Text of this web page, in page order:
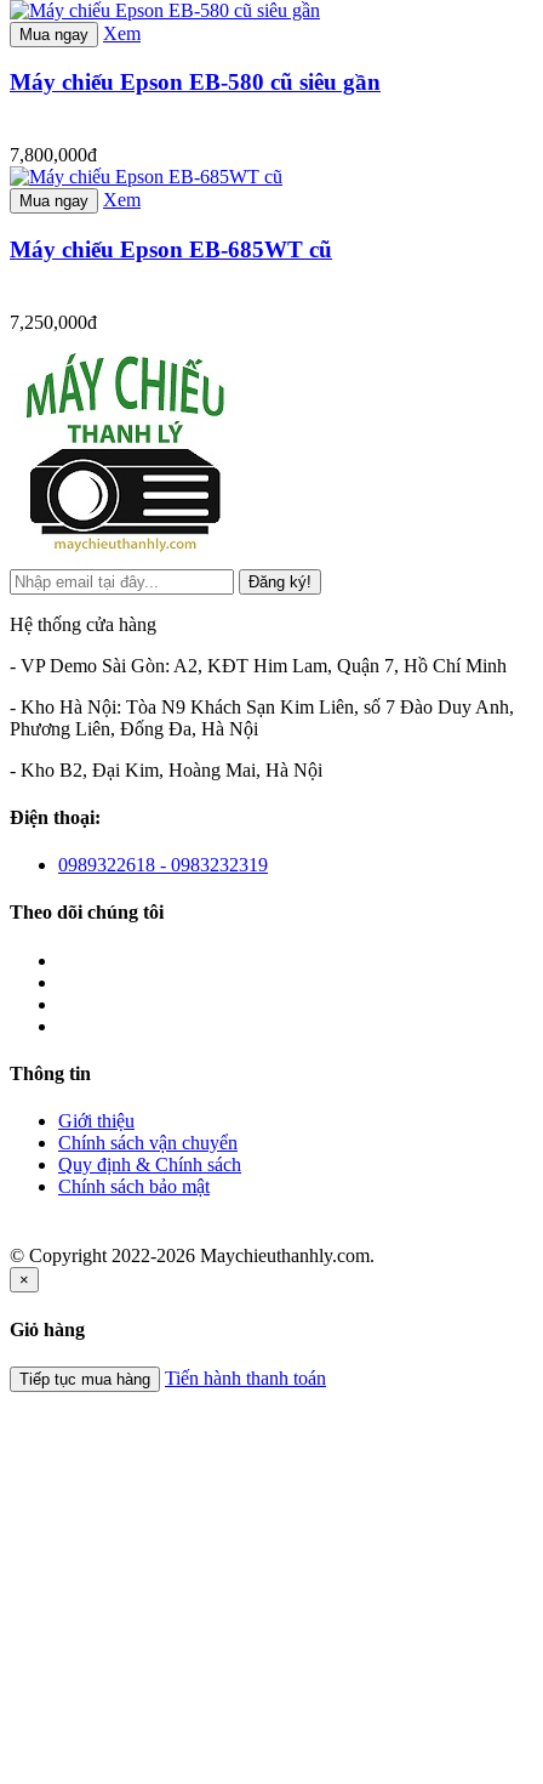
Mua ngay Xem
Máy chiếu Epson EB-580 cũ siêu gần
7,800,000đ
Mua ngay Xem
Máy chiếu Epson EB-685WT cũ
7,250,000đ
Đăng ký!
Hệ thống cửa hàng
- VP Demo Sài Gòn: A2, KĐT Him Lam, Quận 7, Hồ Chí Minh
- Kho Hà Nội: Tòa N9 Khách Sạn Kim Liên, số 7 Đào Duy Anh,
Phương Liên, Đống Đa, Hà Nội
- Kho B2, Đại Kim, Hoàng Mai, Hà Nội
Điện thoại:
0989322618 - 0983232319
Theo dõi chúng tôi
Thông tin
Giới thiệu
Chính sách vận chuyển
Quy định & Chính sách
Chính sách bảo mật
© Copyright 2022-2026 Maychieuthanhly.com.
×
Giỏ hàng
Tiếp tục mua hàng Tiến hành thanh toán